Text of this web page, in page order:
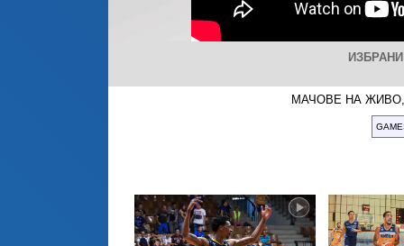
МАЧОВЕ НА ЖИВО,